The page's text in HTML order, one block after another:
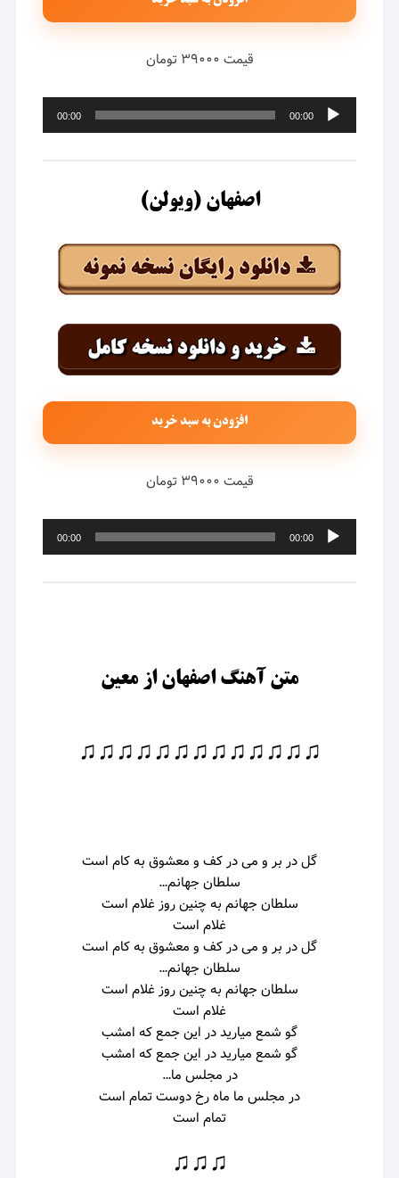
قیمت ۳۹۰۰۰ تومان
پخش‌کننده
صوت
00:00
00:00
اصفهان (ویولن)
افزودن به سبد خرید
قیمت ۳۹۰۰۰ تومان
پخش‌کننده
صوت
00:00
00:00
متن آهنگ اصفهان از معین
♫♫♫♫♫♫♫♫♫♫♫♫♫
گل در بر و می در کف و معشوق به کام است
سلطان جهانم…
سلطان جهانم به چنین روز غلام است
غلام است
گل در بر و می در کف و معشوق به کام است
سلطان جهانم…
سلطان جهانم به چنین روز غلام است
غلام است
گو شمع میارید در این جمع که امشب
گو شمع میارید در این جمع که امشب
در مجلس ما…
در مجلس ما ماه رخ دوست تمام است
تمام است
♫♫♫